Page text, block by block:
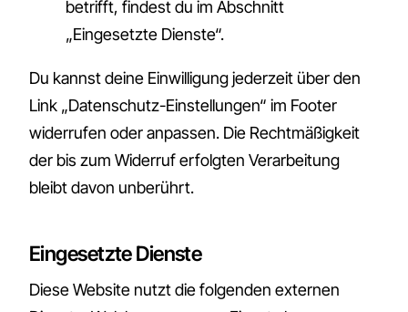
betrifft, findest du im Abschnitt
„Eingesetzte Dienste“.
Du kannst deine Einwilligung jederzeit über den
Link „Datenschutz-Einstellungen“ im Footer
widerrufen oder anpassen. Die Rechtmäßigkeit
der bis zum Widerruf erfolgten Verarbeitung
bleibt davon unberührt.
Eingesetzte Dienste
Diese Website nutzt die folgenden externen